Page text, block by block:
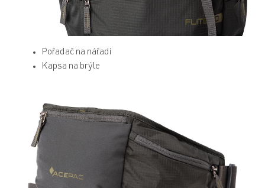
Pořadač na nářadí
Kapsa na brýle